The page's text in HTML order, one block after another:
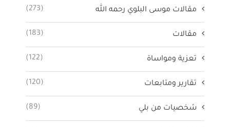
مقالات موسى البلوي رحمه الله (273)
مقالات (183)
تعزية ومواساة (122)
تقارير ومتابعات (120)
شخصيات من بلي (89)